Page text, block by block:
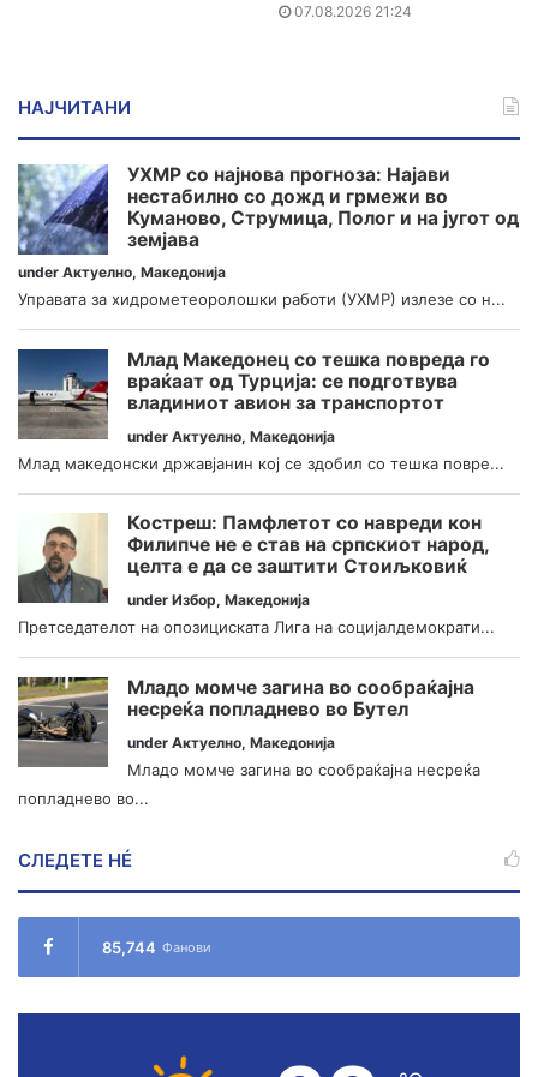
07.08.2026 21:24
НАЈЧИТАНИ
УХМР со најнова прогноза: Најави
нестабилно со дожд и грмежи во
Куманово, Струмица, Полог и на југот од
земјава
under Актуелно, Македонија
Управата за хидрометеоролошки работи (УХМР) излезе со н...
Млад Македонец со тешка повреда го
враќаат од Турција: се подготвува
владиниот авион за транспортот
under Актуелно, Македонија
Млад македонски државјанин кој се здобил со тешка повре...
Костреш: Памфлетот со навреди кон
Филипче не е став на српскиот народ,
целта е да се заштити Стоиљковиќ
under Избор, Македонија
Претседателот на опозициската Лига на социјалдемократи...
Младо момче загина во сообраќајна
несреќа попладнево во Бутел
under Актуелно, Македонија
Младо момче загина во сообраќајна несреќа
попладнево во...
СЛЕДЕТЕ НÉ
85,744 Фанови